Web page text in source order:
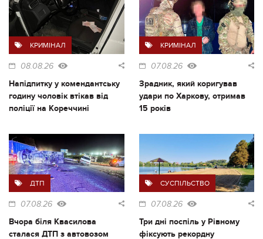
КРИМІНАЛ
08.08.26
Напідпитку у комендантську
годину чоловік втікав від
поліції на Кореччині
КРИМІНАЛ
07.08.26
Зрадник, який коригував
удари по Харкову, отримав
15 років
ДТП
07.08.26
Вчора біля Квасилова
сталася ДТП з автовозом
СУСПІЛЬСТВО
07.08.26
Три дні поспіль у Рівному
фіксують рекордну